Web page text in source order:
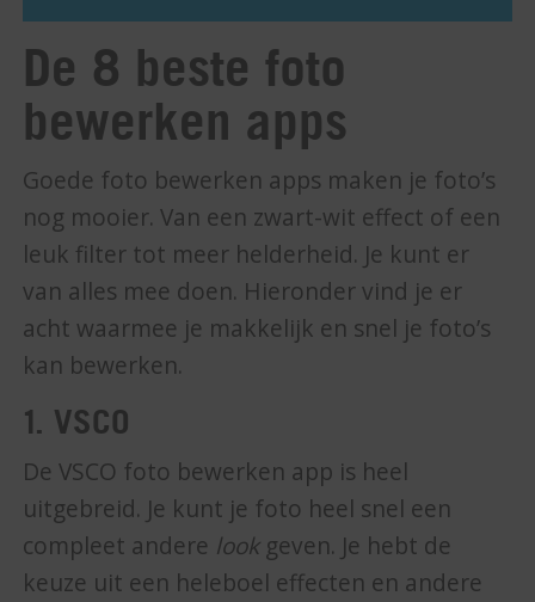
De 8 beste foto
bewerken apps
Goede foto bewerken apps maken je foto’s
nog mooier. Van een zwart-wit effect of een
leuk filter tot meer helderheid. Je kunt er
van alles mee doen. Hieronder vind je er
acht waarmee je makkelijk en snel je foto’s
kan bewerken.
1. VSCO
De VSCO foto bewerken app is heel
uitgebreid. Je kunt je foto heel snel een
compleet andere lookgeven. Je hebt de
keuze uit een heleboel effecten en andere